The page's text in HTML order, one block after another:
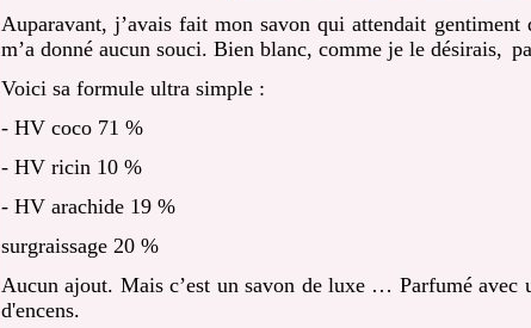
Auparavant, j’avais fait mon savon qui attendait gentiment
m’a donné aucun souci. Bien blanc, comme je le désirais,
Voici sa formule ultra simple :
- HV coco 71 %
- HV ricin 10 %
- HV arachide 19 %
surgraissage 20 %
Aucun ajout. Mais c’est un savon de luxe … Parfumé avec
d'encens.